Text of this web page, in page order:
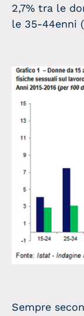
2,7% tra le
le 35-44enni
Sempre